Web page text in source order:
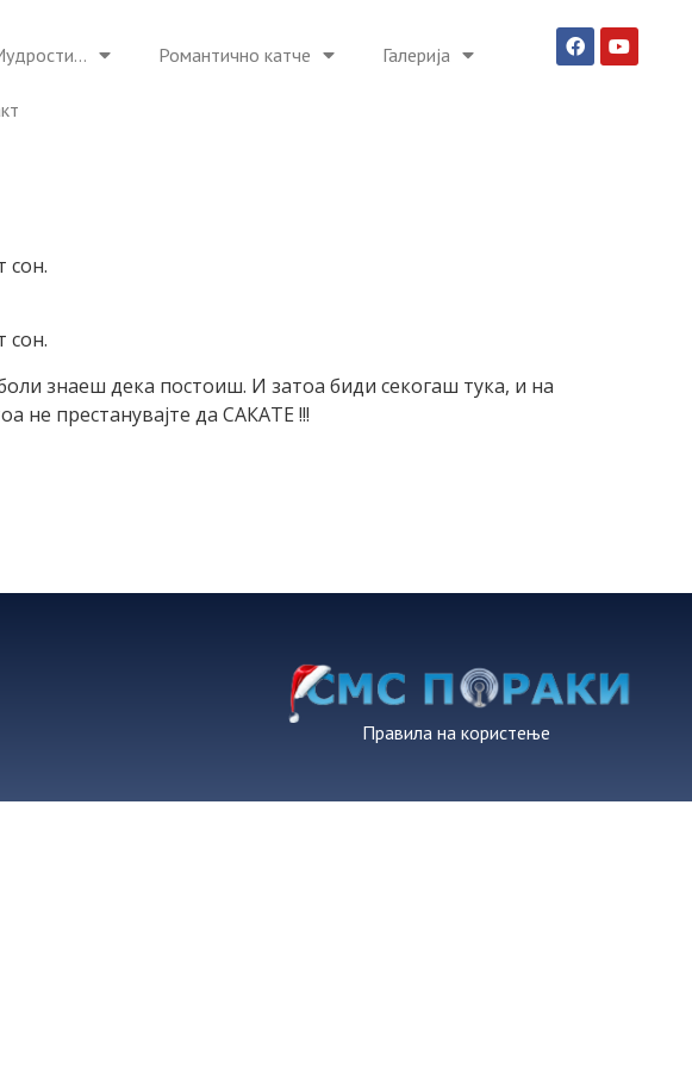
Романтично катче Галерија
сон.
сон.
знаеш дека постоиш. И затоа биди секогаш тука, и на
не престанувајте да САКАТЕ !!!
Правила на користење